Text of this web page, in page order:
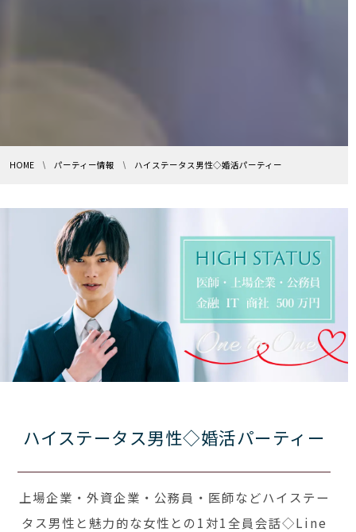
HOME パーティー情報 ハイステータス男性◇婚活パーティー
ハイステータス男性◇婚活パーティー
上場企業・外資企業・公務員・医師などハイステー
タス男性と魅力的な女性との1対1全員会話◇Line